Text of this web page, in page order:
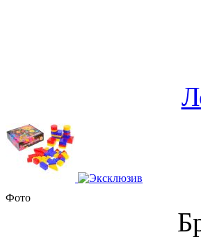
Фото